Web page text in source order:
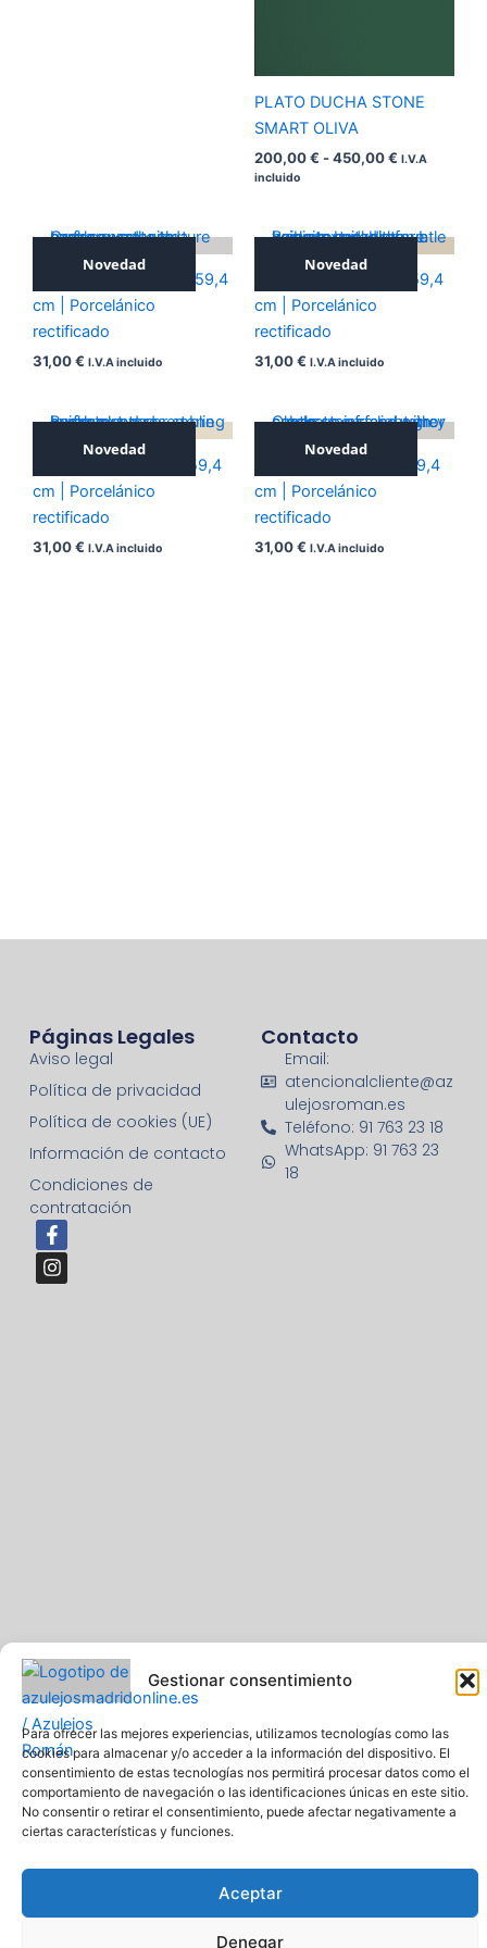
Gestionar consentimiento
Para ofrecer las mejores experiencias, utilizamos tecnologías como las
cookies para almacenar y/o acceder a la información del dispositivo. El
consentimiento de estas tecnologías nos permitirá procesar datos como el
comportamiento de navegación o las identificaciones únicas en este sitio.
No consentir o retirar el consentimiento, puede afectar negativamente a
ciertas características y funciones.
Aceptar
Denegar
PLATO DUCHA STONE
SMART OLIVA
200,00€ -450,00€ I.V.A
incluido
Novedad
ICONIC SILVER 59,4×59,4
cm | Porcelánico
rectificado
31,00€ I.V.A incluido
Novedad
ICONIC NOCE 59,4×59,4
cm | Porcelánico
rectificado
31,00€ I.V.A incluido
Novedad
ICONIC BEIGE 59,4×59,4
cm | Porcelánico
rectificado
31,00€ I.V.A incluido
Novedad
ICONIC GREY 59,4×59,4
cm | Porcelánico
rectificado
31,00€ I.V.A incluido
Páginas Legales
Aviso legal
Política de privacidad
Política de cookies (UE)
Información de contacto
Condiciones de
contratación
Contacto
Email:
atencionalcliente@az
ulejosroman.es
Teléfono: 91 763 23 18
WhatsApp: 91 763 23
18
F
a
c
e
I
n
s
t
Pavimentos y Azulejos Román S.L.. Todos los derechos
reservados
Web creada y diseñada por Pavimentos y Azulejos Román S.L
Comprar azulejos online baratos y de calidad